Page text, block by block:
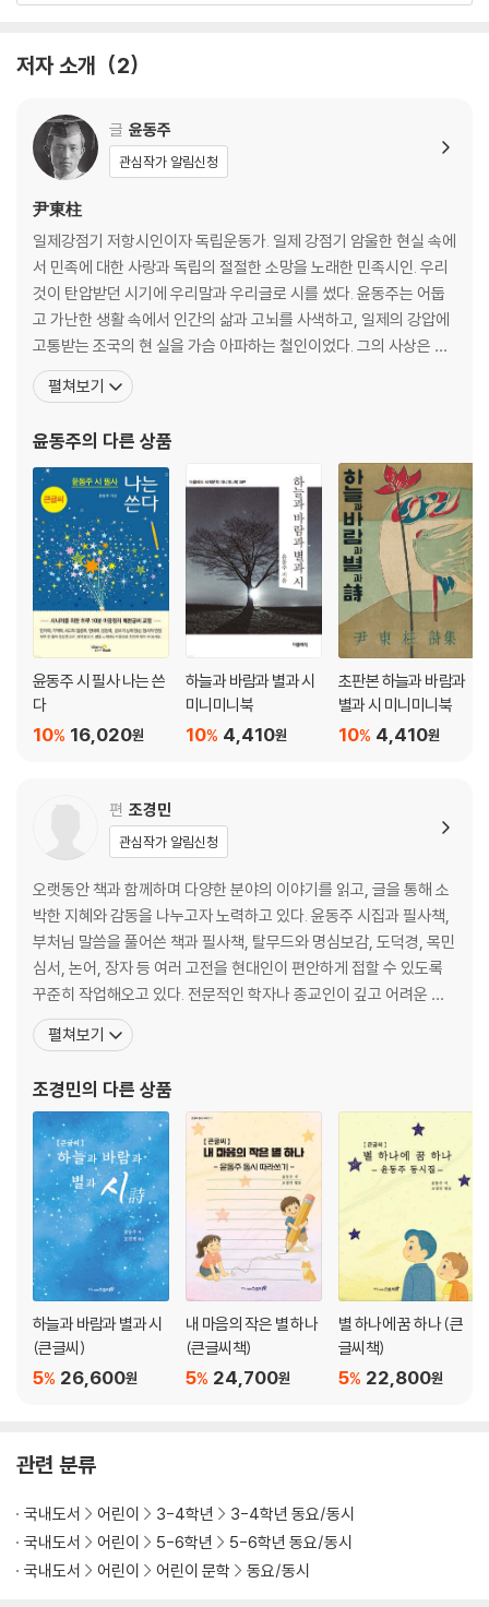
둘 다
비온 뒤
나무
산울림
빨래
못자는 밤
해바라기 얼굴
고추밭
사과
반딧불
기왓장 내외
비둘기
할아버지
가을밤
만돌이
귀뚜라미와 나와
고향집
버선본
참새
겨울
거짓부리
편지
호주머니
서시
자화상
별 헤는 밤
별을 사랑하고 순수함을 지키려 했던 시인, 윤동주 아저씨의 이야기
저자 소개 2
글 윤동주
관심작가 알림신청
尹東柱
일제강점기 저항시인이자 독립운동가. 일제 강점기 암울한 현실 속에
서 민족에 대한 사랑과 독립의 절절한 소망을 노래한 민족시인. 우리
것이 탄압받던 시기에 우리말과 우리글로 시를 썼다. 윤동주는 어둡
고 가난한 생활 속에서 인간의 삶과 고뇌를 사색하고, 일제의 강압에
고통받는 조국의 현 실을 가슴 아파하는 철인이었다. 그의 사상은 짧
은 시 속에 반영되어 있다. 1917년 12월 30일 만주 북간도 명동촌에
서 윤영석과 김룡의 맏아들로 출생했다. 윤동주는 청춘 시인이다. 절
펼쳐보기
윤동주의 다른 상품
윤동주 시 필사 나는 쓴
다
16,020원
10%
하늘과 바람과 별과 시
미니미니북
4,410원
10%
초판본 하늘과 바람과
별과 시 미니미니북
4,410원
10%
편 조경민
관심작가 알림신청
오랫동안 책과 함께하며 다양한 분야의 이야기를 읽고, 글을 통해 소
박한 지혜와 감동을 나누고자 노력하고 있다. 윤동주 시집과 필사책,
부처님 말씀을 풀어쓴 책과 필사책, 탈무드와 명심보감, 도덕경, 목민
심서, 논어, 장자 등 여러 고전을 현대인이 편안하게 접할 수 있도록
꾸준히 작업해오고 있다. 전문적인 학자나 종교인이 깊고 어려운 학
문적 설명보다는 누구나 쉽게 읽고 함께 생각해볼 수 있는 글을 쓰는
데 마음을 두고 있다. 짧은 문장을 한쪽에 담고, 옆 페이지에 직접 써
는 과정에서 기쁨을 느끼고 있다. 책으
펼쳐보기
조경민의 다른 상품
하늘과 바람과 별과 시
(큰글씨)
26,600원
5%
내 마음의 작은 별 하나
(큰글씨책)
24,700원
5%
별 하나에 꿈 하나 (큰
글씨책)
22,800원
5%
관련 분류
국내도서 어린이 3-4학년
3-4학년 동요/동시
국내도서
어린이 5-6학년
5-6학년 동요/동시
국내도서
어린이 어린이 문학 동요/동시